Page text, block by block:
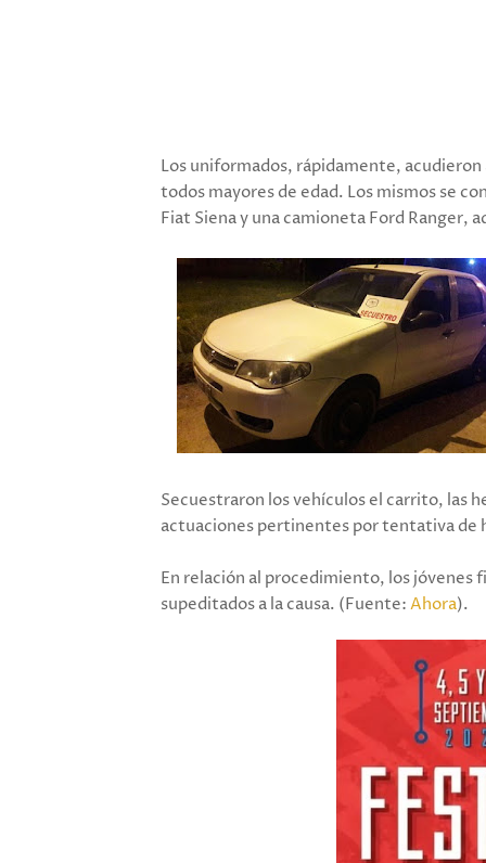
Los uniformados, rápidamente,
todos mayores de edad. Los mismos se
Fiat Siena y una camioneta Ford Ranger,
Secuestraron los vehículos el carrito, las
actuaciones pertinentes por tentativa de
En relación al procedimiento, los
supeditados a la causa. (Fuente:Ahora).